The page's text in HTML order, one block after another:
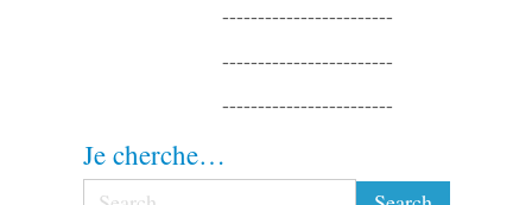
------------------------
------------------------
------------------------
Je cherche…